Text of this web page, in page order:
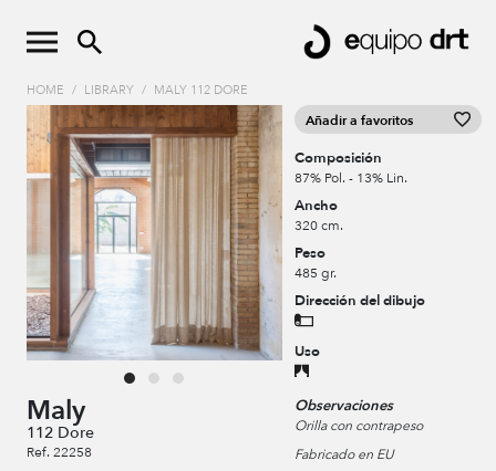
HOME / LIBRARY / MALY 112 DORE
Maly
112 Dore
Ref. 22258
Añadir a favoritos
Composición
87% Pol. - 13% Lin.
Ancho
320 cm.
Peso
485 gr.
Dirección del dibujo
Uso
Observaciones
Orilla con contrapeso
Fabricado en EU